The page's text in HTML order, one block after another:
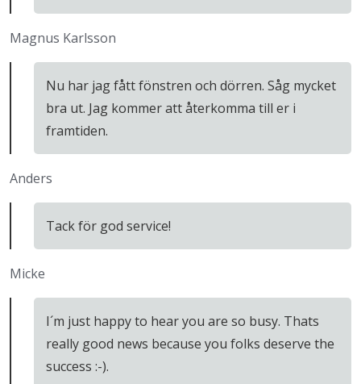
Magnus Karlsson
Nu har jag fått fönstren och dörren. Såg mycket
bra ut. Jag kommer att återkomma till er i
framtiden.
Anders
Tack för god service!
Micke
I´m just happy to hear you are so busy. Thats
really good news because you folks deserve the
success :-).